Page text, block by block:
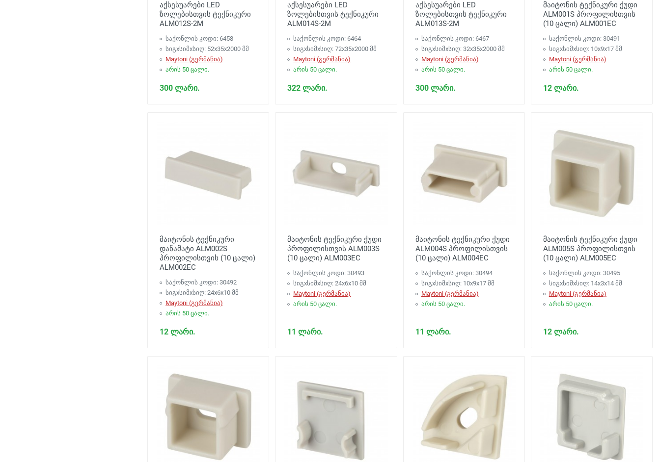
აქსესუარები LED
ზოლებისთვის ტექნიკური
ALM012S-2M
საქონლის კოდი: 6458
სიგxსიმxსიღ: 52x35x2000 მმ
Maytoni (გერმანია)
არის 50 ცალი.
300 ლარი.
აქსესუარები LED
ზოლებისთვის ტექნიკური
ALM014S-2M
საქონლის კოდი: 6464
სიგxსიმxსიღ: 72x35x2000 მმ
Maytoni (გერმანია)
არის 50 ცალი.
322 ლარი.
აქსესუარები LED
ზოლებისთვის ტექნიკური
ALM013S-2M
საქონლის კოდი: 6467
სიგxსიმxსიღ: 32x35x2000 მმ
Maytoni (გერმანია)
არის 50 ცალი.
300 ლარი.
მაიტონის ტექნიკური ქუდი
ALM001S პროფილისთვის
(10 ცალი) ALM001EC
საქონლის კოდი: 30491
სიგxსიმxსიღ: 10x9x17 მმ
Maytoni (გერმანია)
არის 50 ცალი.
12 ლარი.
მაიტონის ტექნიკური
დანამატი ALM002S
პროფილისთვის (10 ცალი)
ALM002EC
საქონლის კოდი: 30492
სიგxსიმxსიღ: 24x6x10 მმ
Maytoni (გერმანია)
არის 50 ცალი.
12 ლარი.
მაიტონის ტექნიკური ქუდი
პროფილისთვის ALM003S
(10 ცალი) ALM003EC
საქონლის კოდი: 30493
სიგxსიმxსიღ: 24x6x10 მმ
Maytoni (გერმანია)
არის 50 ცალი.
11 ლარი.
მაიტონის ტექნიკური ქუდი
ALM004S პროფილისთვის
(10 ცალი) ALM004EC
საქონლის კოდი: 30494
სიგxსიმxსიღ: 10x9x17 მმ
Maytoni (გერმანია)
არის 50 ცალი.
11 ლარი.
მაიტონის ტექნიკური ქუდი
ALM005S პროფილისთვის
(10 ცალი) ALM005EC
საქონლის კოდი: 30495
სიგxსიმxსიღ: 14x3x14 მმ
Maytoni (გერმანია)
არის 50 ცალი.
12 ლარი.